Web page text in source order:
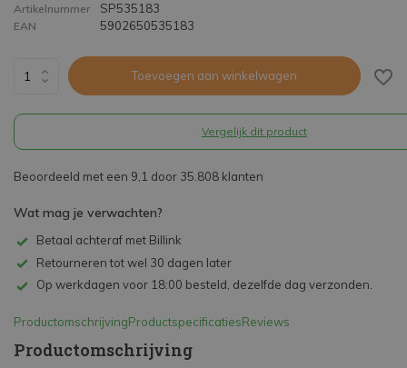
Artikelnummer SP535183
EAN 5902650535183
Toevoegen aan winkelwagen
Vergelijk dit product
Beoordeeld met een 9,1 door 35.808 klanten
Wat mag je verwachten?
Betaal achteraf met Billink
Retourneren tot wel 30 dagen later
Op werkdagen voor 18:00 besteld, dezelfde dag verzonden.
ProductomschrijvingProductspecificatiesReviews
Productomschrijving